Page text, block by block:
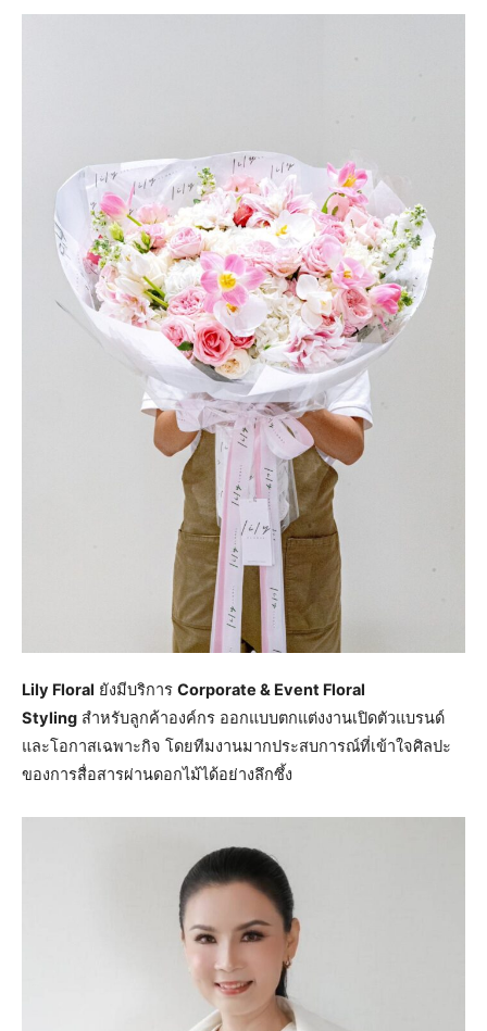
Lily Floral ยังมีบริการ Corporate & Event Floral
Styling สำหรับลูกค้าองค์กร ออกแบบตกแต่งงานเปิดตัวแบรนด์
และโอกาสเฉพาะกิจ โดยทีมงานมากประสบการณ์ที่เข้าใจศิลปะ
ของการสื่อสารผ่านดอกไม้ได้อย่างลึกซึ้ง